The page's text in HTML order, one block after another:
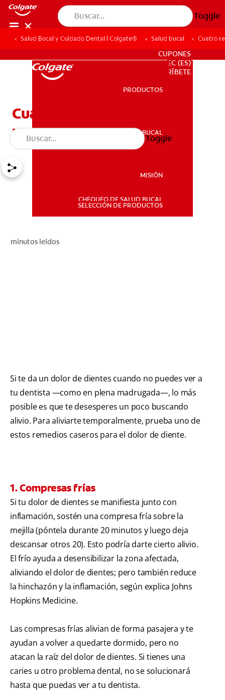
Toggle
SALUD BUCAL
PARA PROFESIONALES
CUPONES
EC (ES)
SUSCRÍBETE
PRODUCTOS
SALUD BUCAL
MISIÓN
CHEQUEO DE SALUD BUCAL
SELECCIÓN DE PRODUCTOS
Toggle
Salud Bucal y Cuidado Dental | Colgate® Salud bucal Cuatro
Cuatro remedios caseros
para el dolor de dientes
minutos leídos
Si te da un dolor de dientes cuando no puedes ver a
tu dentista —como en plena madrugada—, lo más
posible es que te desesperes un poco buscando
alivio. Para aliviarte temporalmente, prueba uno de
estos remedios caseros para el dolor de diente.
1. Compresas frías
Si tu dolor de dientes se manifiesta junto con
inflamación, sostén una compresa fría sobre la
mejilla (póntela durante 20 minutos y luego deja
descansar otros 20). Esto podría darte cierto alivio.
El frío ayuda a desensibilizar la zona afectada,
aliviando el dolor de dientes; pero también reduce
la hinchazón y la inflamación, según explica Johns
Hopkins Medicine.
Las compresas frías alivian de forma pasajera y te
ayudan a volver a quedarte dormido, pero no
atacan la raíz del dolor de dientes. Si tienes una
caries u otro problema dental, no se solucionará
hasta que puedas ver a tu dentista.